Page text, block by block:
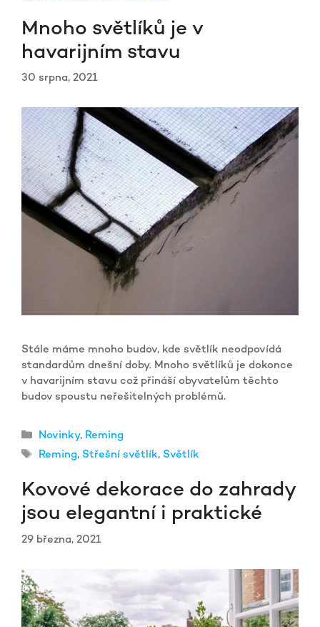
Mnoho světlíků je v
havarijním stavu
30 srpna, 2021
Stále máme mnoho budov, kde světlík neodpovídá
standardům dnešní doby. Mnoho světlíků je dokonce
v havarijním stavu což přináší obyvatelům těchto
budov spoustu neřešitelných problémů.
Rubriky
Novinky, Reming
Štítky
Reming, Střešní světlík, Světlík
Kovové dekorace do zahrady
jsou elegantní i praktické
29 března, 2021